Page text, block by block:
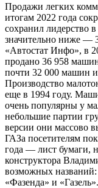
Продажи легких
итогам 2022 года
сохранил лидерство в
значительно ниже —
«Автостат Инфо», в
продано 36 958
почти 32 000 машин
Производство
еще в 1994 году.
очень популярны у
небольшие партии
версии они массово
ГАЗа посетителям
года — лист бумаги,
конструктора
возможных
«Фазенда» и «Газель».